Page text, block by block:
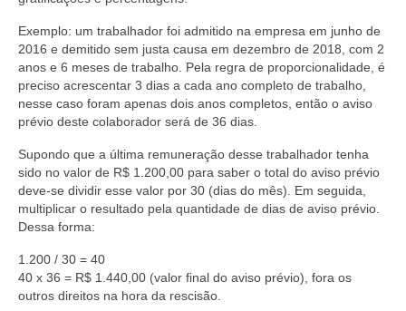
Exemplo: um trabalhador foi admitido na empresa em junho de
2016 e demitido sem justa causa em dezembro de 2018, com 2
anos e 6 meses de trabalho. Pela regra de proporcionalidade, é
preciso acrescentar 3 dias a cada ano completo de trabalho,
nesse caso foram apenas dois anos completos, então o aviso
prévio deste colaborador será de 36 dias.
Supondo que a última remuneração desse trabalhador tenha
sido no valor de R$ 1.200,00 para saber o total do aviso prévio
deve-se dividir esse valor por 30 (dias do mês). Em seguida,
multiplicar o resultado pela quantidade de dias de aviso prévio.
Dessa forma:
1.200 / 30 = 40
40 x 36 = R$ 1.440,00 (valor final do aviso prévio), fora os
outros direitos na hora da rescisão.